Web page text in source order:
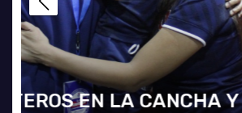
LA U FEMENINA LO